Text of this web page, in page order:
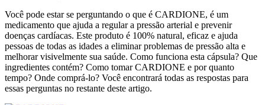
Você pode estar se perguntando o que é CARDIONE, é um
medicamento que ajuda a regular a pressão arterial e prevenir
doenças cardíacas. Este produto é 100% natural, eficaz e ajuda
pessoas de todas as idades a eliminar problemas de pressão alta e
melhorar visivelmente sua saúde. Como funciona esta cápsula? Que
ingredientes contém? Como tomar CARDIONE e por quanto
tempo? Onde comprá-lo? Você encontrará todas as respostas para
essas perguntas no restante deste artigo.